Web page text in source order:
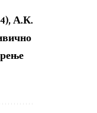
А.К.